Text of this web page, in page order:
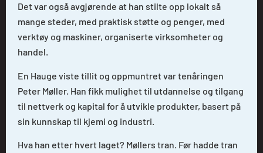
Det var også avgjørende at han stilte opp lokalt så
mange steder, med praktisk støtte og penger, med
verktøy og maskiner, organiserte virksomheter og
handel.
En Hauge viste tillit og oppmuntret var tenåringen
Peter Møller. Han fikk mulighet til utdannelse og tilgang
til nettverk og kapital for å utvikle produkter, basert på
sin kunnskap til kjemi og industri.
Hva han etter hvert laget? Møllers tran. Før hadde tran